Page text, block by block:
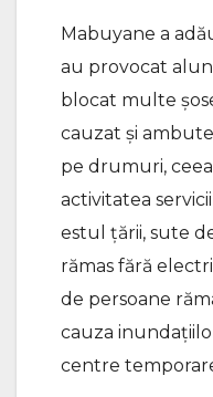
Mabuyane a
au provocat
blocat multe
cauzat și
pe drumuri,
activitatea
estul țării, sute
rămas fără
de persoane
cauza
centre